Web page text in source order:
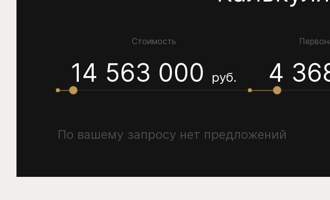
Стоимость
14 563 000 руб. 4
По вашему запросу нет предложений